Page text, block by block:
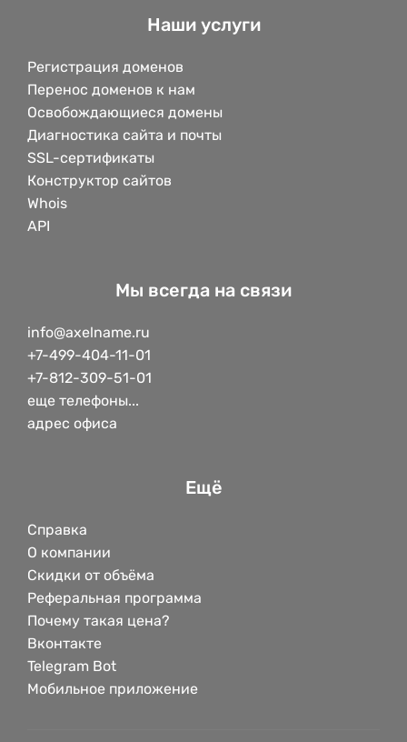
Наши услуги
Регистрация доменов
Перенос доменов к нам
Освобождающиеся домены
Диагностика сайта и почты
SSL-сертификаты
Конструктор сайтов
Whois
API
Мы всегда на связи
info@axelname.ru
+7-499-404-11-01
+7-812-309-51-01
еще телефоны...
адрес офиса
Ещё
Справка
О компании
Скидки от объёма
Реферальная программа
Почему такая цена?
Вконтакте
Telegram Bot
Мобильное приложение